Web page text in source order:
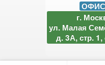
г.
ул. Малая
д. 3А, стр.